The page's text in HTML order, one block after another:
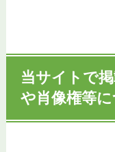
当サイトで
や肖像権等